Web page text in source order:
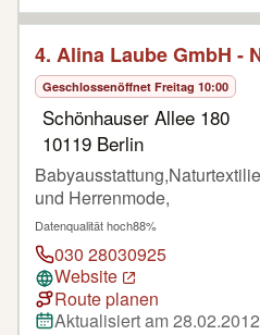
4. Alina Laube GmbH -
Geschlossenöffnet Freitag 10:00
Schönhauser Allee 180
10119 Berlin
und Herrenmode,
Datenqualität hoch88%
030 28030925
Website
Route planen
Aktualisiert am 28.02.2012